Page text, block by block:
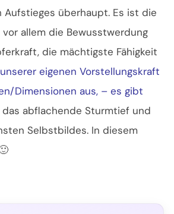
überhaupt. Es ist die
allem die Bewusstwerdung
die mächtigste Fähigkeit
eigenen Vorstellungskraft
Dimensionen aus, – es gibt
abflachende Sturmtief und
Selbstbildes. In diesem